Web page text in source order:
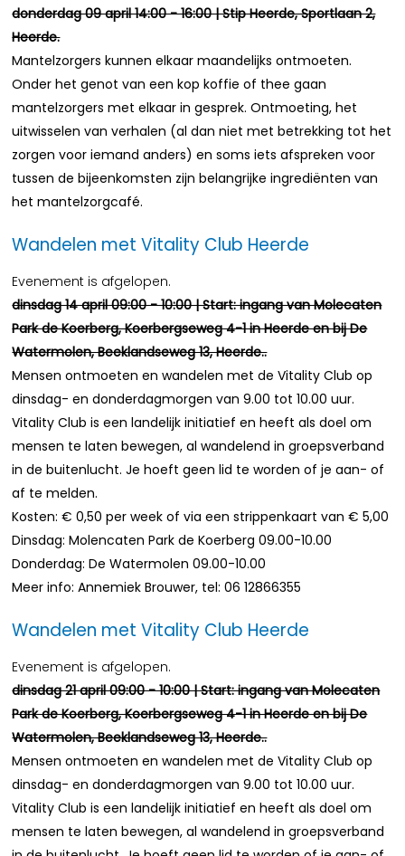
donderdag 09 april 14:00 - 16:00 | Stip Heerde, Sportlaan 2,
Heerde.
Mantelzorgers kunnen elkaar maandelijks ontmoeten.
Onder het genot van een kop koffie of thee gaan
mantelzorgers met elkaar in gesprek. Ontmoeting, het
uitwisselen van verhalen (al dan niet met betrekking tot het
zorgen voor iemand anders) en soms iets afspreken voor
tussen de bijeenkomsten zijn belangrijke ingrediënten van
het mantelzorgcafé.
Wandelen met Vitality Club Heerde
Evenement is afgelopen.
dinsdag 14 april 09:00 - 10:00 | Start: ingang van Molecaten
Park de Koerberg, Koerbergseweg 4-1 in Heerde en bij De
Watermolen, Beeklandseweg 13, Heerde..
Mensen ontmoeten en wandelen met de Vitality Club op
dinsdag- en donderdagmorgen van 9.00 tot 10.00 uur.
Vitality Club is een landelijk initiatief en heeft als doel om
mensen te laten bewegen, al wandelend in groepsverband
in de buitenlucht. Je hoeft geen lid te worden of je aan- of
af te melden.
Kosten: € 0,50 per week of via een strippenkaart van € 5,00
Dinsdag: Molencaten Park de Koerberg 09.00-10.00
Donderdag: De Watermolen 09.00-10.00
Meer info: Annemiek Brouwer, tel: 06 12866355
Wandelen met Vitality Club Heerde
Evenement is afgelopen.
dinsdag 21 april 09:00 - 10:00 | Start: ingang van Molecaten
Park de Koerberg, Koerbergseweg 4-1 in Heerde en bij De
Watermolen, Beeklandseweg 13, Heerde..
Mensen ontmoeten en wandelen met de Vitality Club op
dinsdag- en donderdagmorgen van 9.00 tot 10.00 uur.
Vitality Club is een landelijk initiatief en heeft als doel om
mensen te laten bewegen, al wandelend in groepsverband